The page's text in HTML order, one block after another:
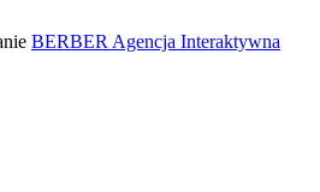
BERBER Agencja Interaktywna